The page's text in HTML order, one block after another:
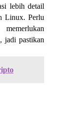
lebih detail
Linux. Perlu
jadi pastikan